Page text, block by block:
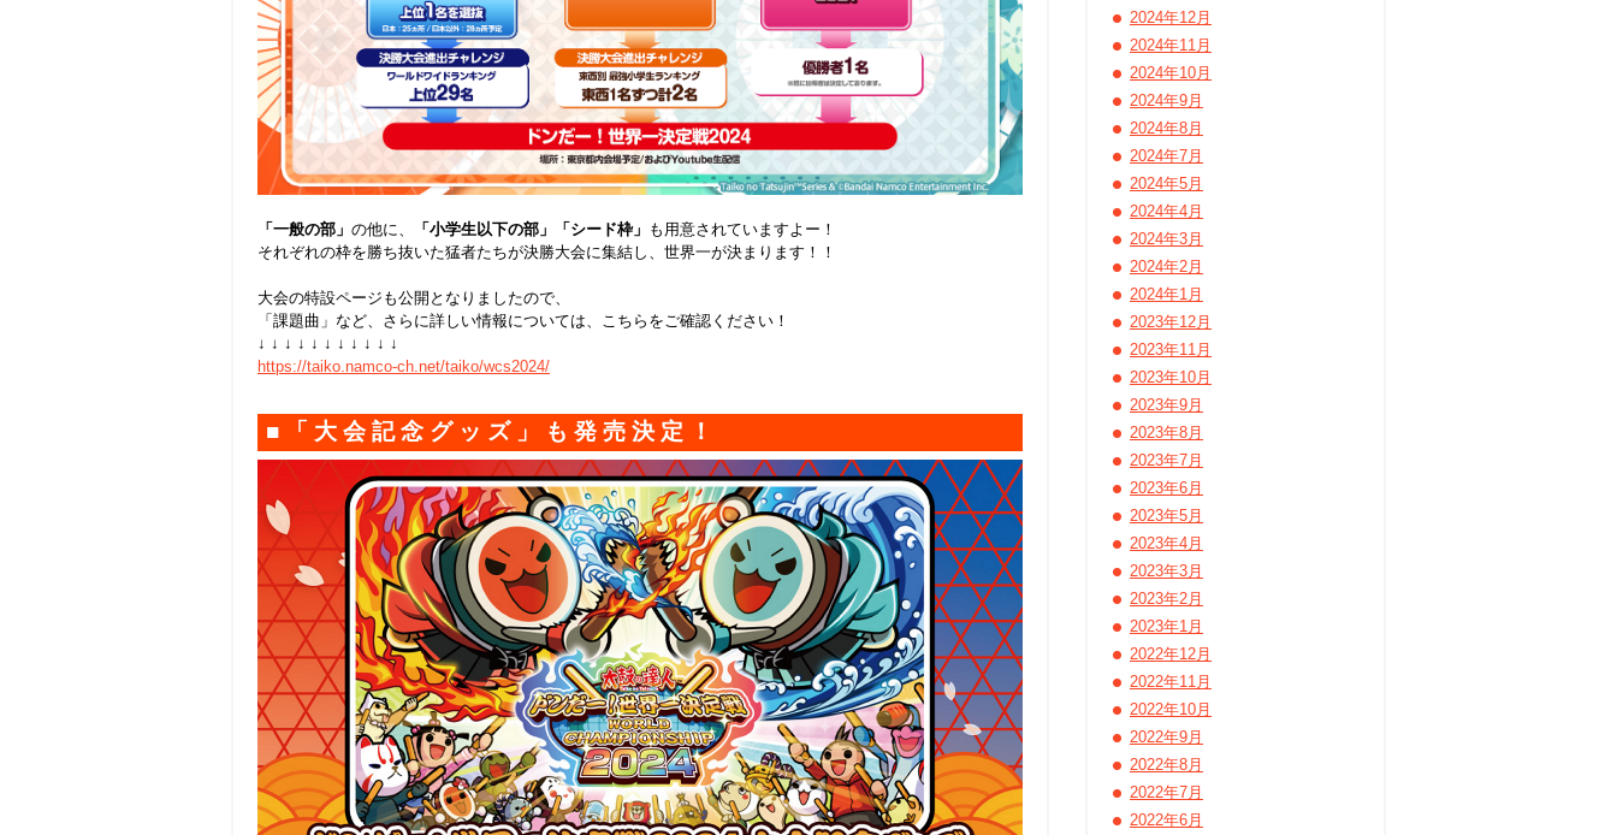
「一般の部」 の他に、 「小学生以下の部」「シード枠」 も用意されていますよー！
それぞれの枠を勝ち抜いた猛者たちが決勝大会に集結し、世界一が決まります！！
大会の特設ページも公開となりましたので、
「課題曲」など、さらに詳しい情報については、こちらをご確認ください！
↓ ↓ ↓ ↓ ↓ ↓ ↓ ↓ ↓ ↓ ↓
https://taiko.namco-ch.net/taiko/wcs2024/
■「大会記念グッズ」も発売決定！
2024年12月
2024年11月
2024年10月
2024年9月
2024年8月
2024年7月
2024年5月
2024年4月
2024年3月
2024年2月
2024年1月
2023年12月
2023年11月
2023年10月
2023年9月
2023年8月
2023年7月
2023年6月
2023年5月
2023年4月
2023年3月
2023年2月
2023年1月
2022年12月
2022年11月
2022年10月
2022年9月
2022年8月
2022年7月
2022年6月